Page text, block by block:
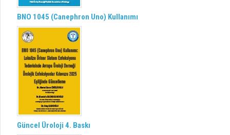
BNO 1045 (Canephron Uno) Kullanımı
Güncel Üroloji 4. Baskı